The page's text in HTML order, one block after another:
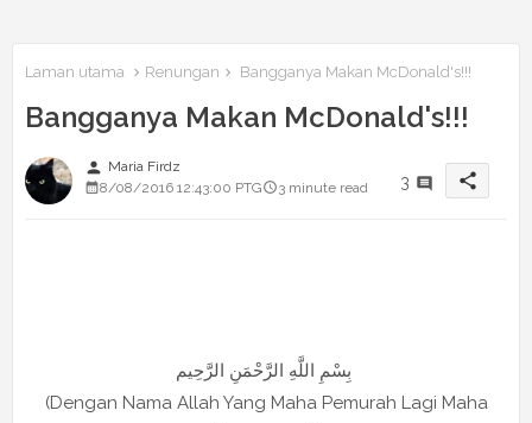
Laman utama Renungan Bangganya Makan McDonald's!!!
Bangganya Makan McDonald's!!!
person Maria Firdz
8/08/2016 12:43:00 PTG
3 minute read 3 share
(Dengan Nama Allah Yang Maha Pemurah Lagi Maha